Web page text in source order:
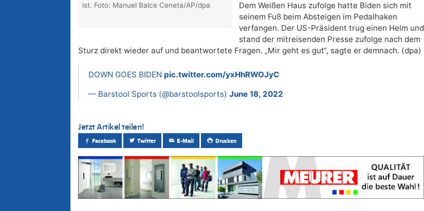
ist. Foto: Manuel Balce Ceneta/AP/dpa
Dem Weißen Haus zufolge hatte Biden sich mit
seinem Fuß beim Absteigen im Pedalhaken
verfangen. Der US-Präsident trug einen Helm und
stand der mitreisenden Presse zufolge nach dem
Sturz direkt wieder auf und beantwortete Fragen. „Mir geht es gut“, sagte er demnach. (dpa)
DOWN GOES BIDEN pic.twitter.com/yxHhRWOJyC
— Barstool Sports (@barstoolsports) June 18, 2022
Jetzt Artikel teilen!
Facebook Twitter E-Mail Drucken